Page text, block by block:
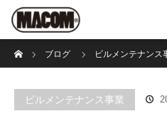
ブログ
ビルメンテナンス
重警戒
ビルメンテナンス事業